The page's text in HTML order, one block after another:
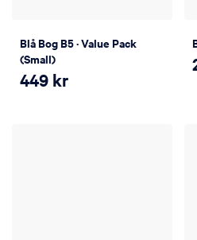
Blå Bog B5 · Value Pack
(Small)
449 kr